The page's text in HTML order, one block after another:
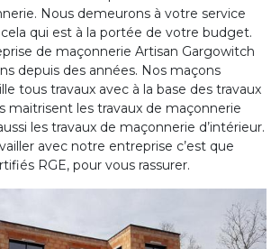
Nous demeurons à votre service
qui est à la portée de votre budget.
de maçonnerie Artisan Gargowitch
depuis des années. Nos maçons
tous travaux avec à la base des travaux
maitrisent les travaux de maçonnerie
les travaux de maçonnerie d’intérieur.
avec notre entreprise c’est que
RGE, pour vous rassurer.